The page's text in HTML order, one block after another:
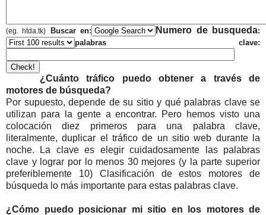
(eg. htda.tk) Buscar en: Numero de busqueda:
palabras clave:
¿Cuánto tráfico puedo obtener a través de
motores de búsqueda?
Por supuesto, depende de su sitio y qué palabras clave se
utilizan para la gente a encontrar. Pero hemos visto una
colocación diez primeros para una palabra clave,
literalmente, duplicar el tráfico de un sitio web durante la
noche. La clave es elegir cuidadosamente las palabras
clave y lograr por lo menos 30 mejores (y la parte superior
preferiblemente 10) Clasificación de estos motores de
búsqueda lo más importante para estas palabras clave.
¿Cómo puedo posicionar mi sitio en los motores de